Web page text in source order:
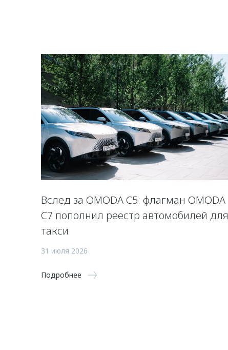
Вслед за OMODA C5: флагман OMODA
C7 пополнил реестр автомобилей для
такси
31 июля 2026
Подробнее